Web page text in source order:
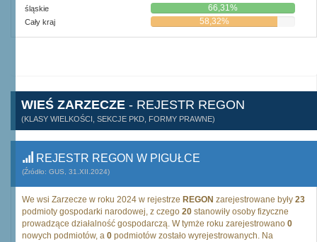
śląskie 66,31%
Cały kraj 58,32%
WIEŚ ZARZECZE - REJESTR REGON
(KLASY WIELKOŚCI, SEKCJE PKD, FORMY PRAWNE)
REJESTR REGON W PIGUŁCE
(Źródło: GUS, 31.XII.2024)
We wsi Zarzecze w roku 2024 w rejestrze REGON zarejestrowane były 23
podmioty gospodarki narodowej, z czego 20 stanowiły osoby fizyczne
prowadzące działalność gospodarczą. W tymże roku zarejestrowano 0
nowych podmiotów, a 0 podmiotów zostało wyrejestrowanych. Na